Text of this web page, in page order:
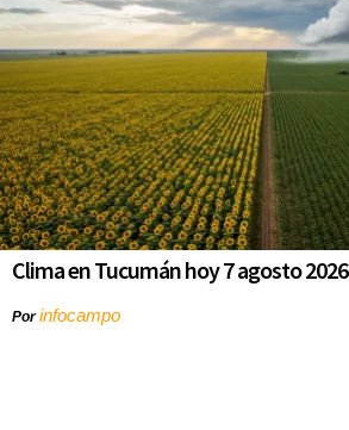
Clima en Tucumán hoy 7 agosto 2026
Porinfocampo